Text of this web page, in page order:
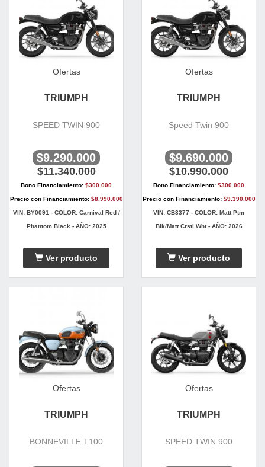
Ofertas
TRIUMPH
SPEED TWIN 900
$9.290.000
$11.340.000
Bono Financiamiento: $300.000
Precio con Financiamiento: $8.990.000
VIN: BY0091 - COLOR: Carnival Red /
Phantom Black - AÑO: 2025
Ver producto
Ofertas
TRIUMPH
Speed Twin 900
$9.690.000
$10.990.000
Bono Financiamiento: $300.000
Precio con Financiamiento: $9.390.000
VIN: CB3377 - COLOR: Matt Ptm
Blk/Matt Crstl Wht - AÑO: 2026
Ver producto
Ofertas
TRIUMPH
BONNEVILLE T100
Ofertas
TRIUMPH
SPEED TWIN 900